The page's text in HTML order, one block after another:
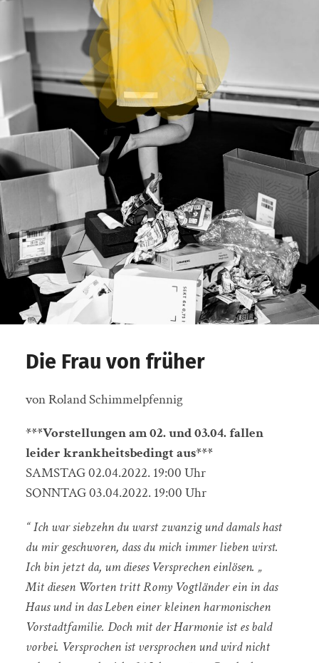
Die Frau von früher
von Roland Schimmelpfennig
***Vorstellungen am 02. und 03.04. fallen
leider krankheitsbedingt aus***
SAMSTAG 02.04.2022. 19:00 Uhr
SONNTAG 03.04.2022. 19:00 Uhr
“ Ich war siebzehn du warst zwanzig und damals hast
du mir geschworen, dass du mich immer lieben wirst.
Ich bin jetzt da, um dieses Versprechen einlösen. „
Mit diesen Worten tritt Romy Vogtländer ein in das
Haus und in das Leben einer kleinen harmonischen
Vorstadtfamilie. Doch mit der Harmonie ist es bald
vorbei. Versprochen ist versprochen und wird nicht